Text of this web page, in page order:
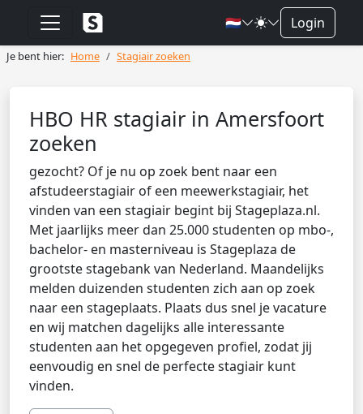
🇳🇱 Login
Je bent hier: Home Stagiair zoeken
HBO HR stagiair in Amersfoort
zoeken
gezocht? Of je nu op zoek bent naar een
afstudeerstagiair of een meewerkstagiair, het
vinden van een stagiair begint bij Stageplaza.nl.
Met jaarlijks meer dan 25.000 studenten op mbo-,
bachelor- en masterniveau is Stageplaza de
grootste stagebank van Nederland. Maandelijks
melden duizenden studenten zich aan op zoek
naar een stageplaats. Plaats dus snel je vacature
en wij matchen dagelijks alle interessante
studenten aan het opgegeven profiel, zodat jij
eenvoudig en snel de perfecte stagiair kunt
vinden.